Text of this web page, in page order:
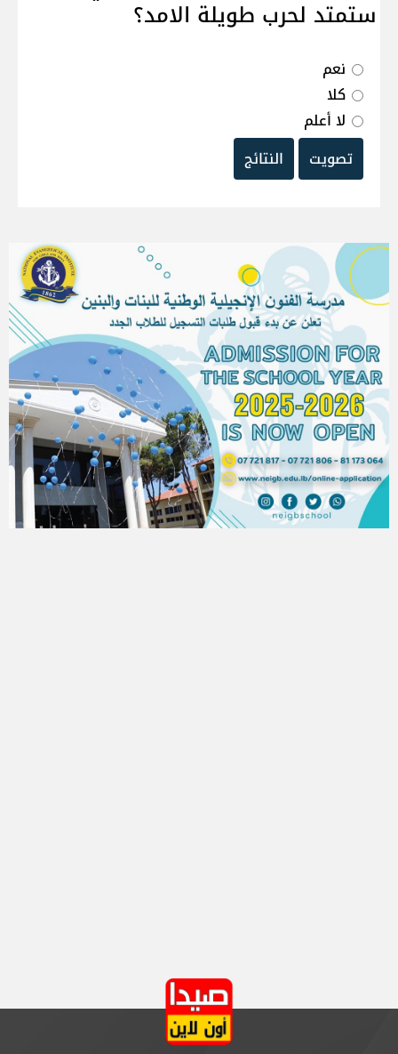
ستمتد لحرب طويلة الامد؟
نعم
كلا
لا أعلم
تصويت
النتائج